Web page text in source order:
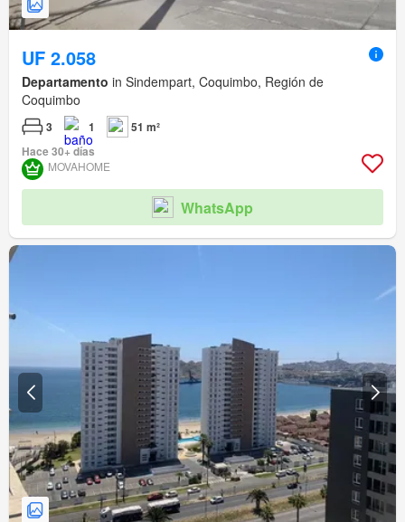
UF 2.058
Departamento in Sindempart, Coquimbo, Región de
Coquimbo
3 1
51 m²
Hace 30+ días
MOVAHOME
WhatsApp